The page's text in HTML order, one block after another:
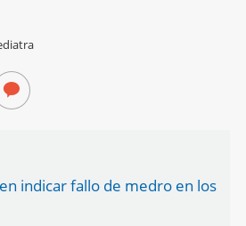
indicar fallo de medro en los